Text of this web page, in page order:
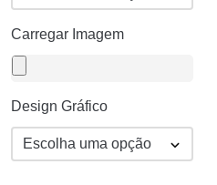
Carregar Imagem
Design Gráfico